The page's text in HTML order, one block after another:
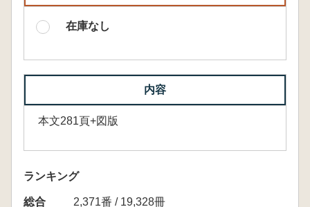
在庫なし
内容
本文281頁+図版
ランキング
総合
2,371番 / 19,328冊